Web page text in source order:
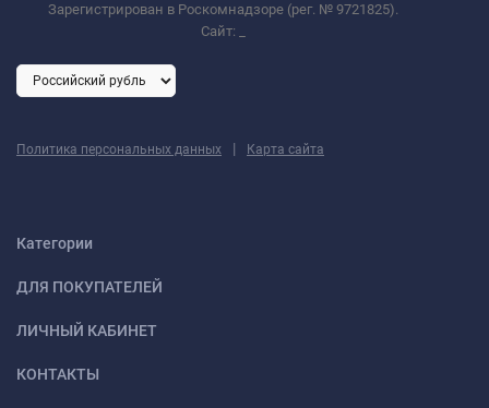
Зарегистрирован в Роскомнадзоре (рег. № 9721825).
Сайт:
Политика персональных данных | Карта сайта
Категории
ДЛЯ ПОКУПАТЕЛЕЙ
ЛИЧНЫЙ КАБИНЕТ
КОНТАКТЫ